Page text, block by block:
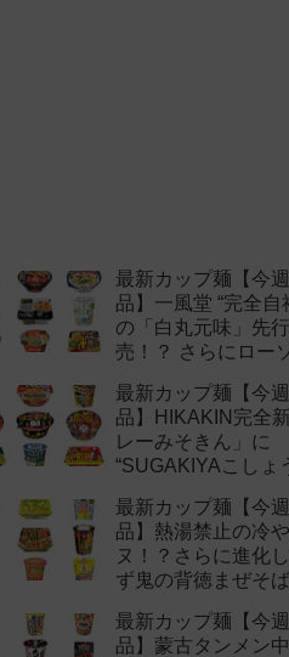
最新カップ麺【今
品】一風堂 “完全自
の「白丸元味」先
売！？ さらにロー
新作まとめ！
最新カップ麺【今
品】HIKAKIN完全
レーみそきん」に
“SUGAKIYAこしょ
最新カップ麺【今
品】熱湯禁止の冷
ヌ！？さらに進化
ず鬼の背徳まぜそば
最新カップ麺【今
品】蒙古タンメン